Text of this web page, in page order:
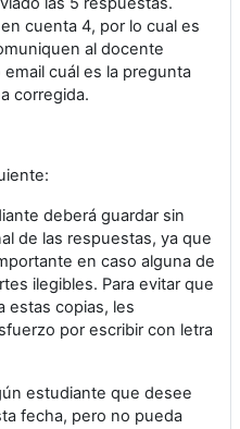
cuenta 4, por lo cual es
al docente
cuál es la pregunta
corregida.
deberá guardar sin
de las respuestas, ya que
en caso alguna de
ilegibles. Para evitar que
estas copias, les
por escribir con letra
que desee
fecha, pero no pueda